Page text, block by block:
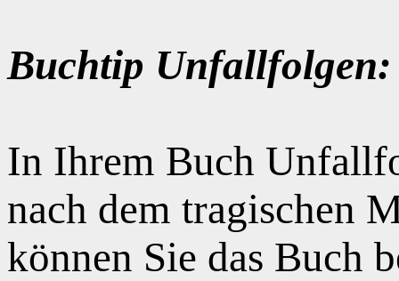
Buchtip Unfallfolgen:
In Ihrem Buch
nach dem tragischen
können Sie das Buch